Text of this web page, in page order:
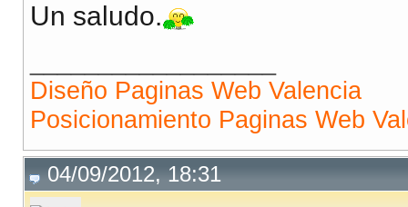
Un saludo.
Diseño Paginas Web Valencia
Posicionamiento Paginas Web
04/09/2012, 18:31